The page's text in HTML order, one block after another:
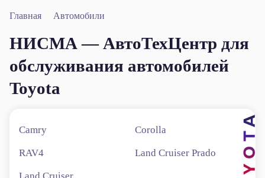
Главная Автомобили
НИСМА — АвтоТехЦентр для
обслуживания автомобилей
Toyota
Camry Corolla
RAV4 Land Cruiser Prado